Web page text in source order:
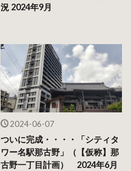
況 2024年9月
2024-06-07
ついに完成・・・・「シティタ
ワー名駅那古野」（【仮称】那
古野一丁目計画） 2024年6月